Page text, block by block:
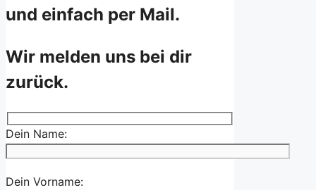
und einfach per Mail.
Wir melden uns bei dir
zurück.
Dein Name:
Dein Vorname: